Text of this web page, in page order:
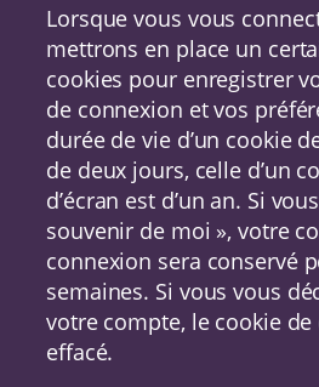
Lorsque vous vous
mettrons en place un
cookies pour enregistrer
de connexion et vos
durée de vie d’un cookie
de deux jours, celle d’un
d’écran est d’un an. Si
souvenir de moi », votre
connexion sera conservé
semaines. Si vous vous
votre compte, le cookie
effacé.